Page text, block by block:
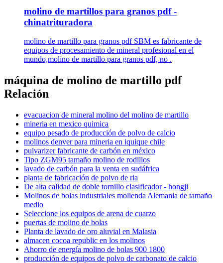
molino de martillos para granos pdf -
chinatrituradora
molino de martillo para granos pdf SBM es fabricante de
equipos de procesamiento de mineral profesional en el
mundo,molino de martillo para granos pdf, no .
máquina de molino de martillo pdf
Relación
evacuacion de mineral molino del molino de martillo
mineria en mexico quimica
equipo pesado de producción de polvo de calcio
molinos denver para mineria en iquique chile
pulvarizer fabricante de carbón en méxico
Tipo ZGM95 tamaño molino de rodillos
lavado de carbón para la venta en sudáfrica
planta de fabricación de polvo de ria
De alta calidad de doble tornillo clasificador - hongji
Molinos de bolas industriales molienda Alemania de tamaño
medio
Seleccione los equipos de arena de cuarzo
puertas de molino de bolas
Planta de lavado de oro aluvial en Malasia
almacen cocoa republic en los molinos
Ahorro de energía molino de bolas 900 1800
producción de equipos de polvo de carbonato de calcio